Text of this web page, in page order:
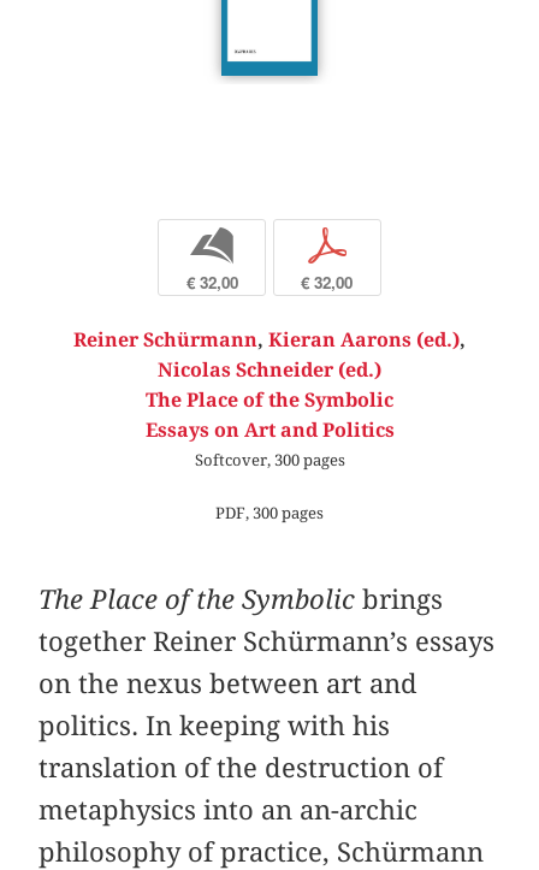
b
€ 32,00
p
€ 32,00
Reiner Schürmann, Kieran Aarons (ed.),
Nicolas Schneider (ed.)
The Place of the Symbolic
Essays on Art and Politics
Softcover, 300 pages
PDF, 300 pages
The Place of the Symbolicbrings
together Reiner Schürmann’s essays
on the nexus between art and
politics. In keeping with his
translation of the destruction of
metaphysics into an an-archic
philosophy of practice, Schürmann